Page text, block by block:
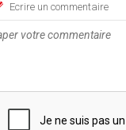
Ecrire un commentaire